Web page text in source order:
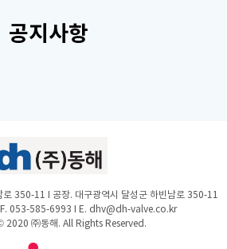
공지사항
로 350-11 I 공장. 대구광역시 달성군 하빈남로 350-11
053-585-6993 I E. dhv@dh-valve.co.kr
㈜동해. All Rights Reserved.